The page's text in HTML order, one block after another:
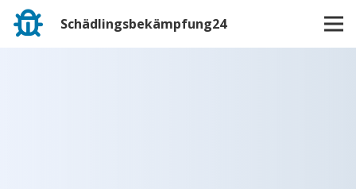
Schädlingsbekämpfung24